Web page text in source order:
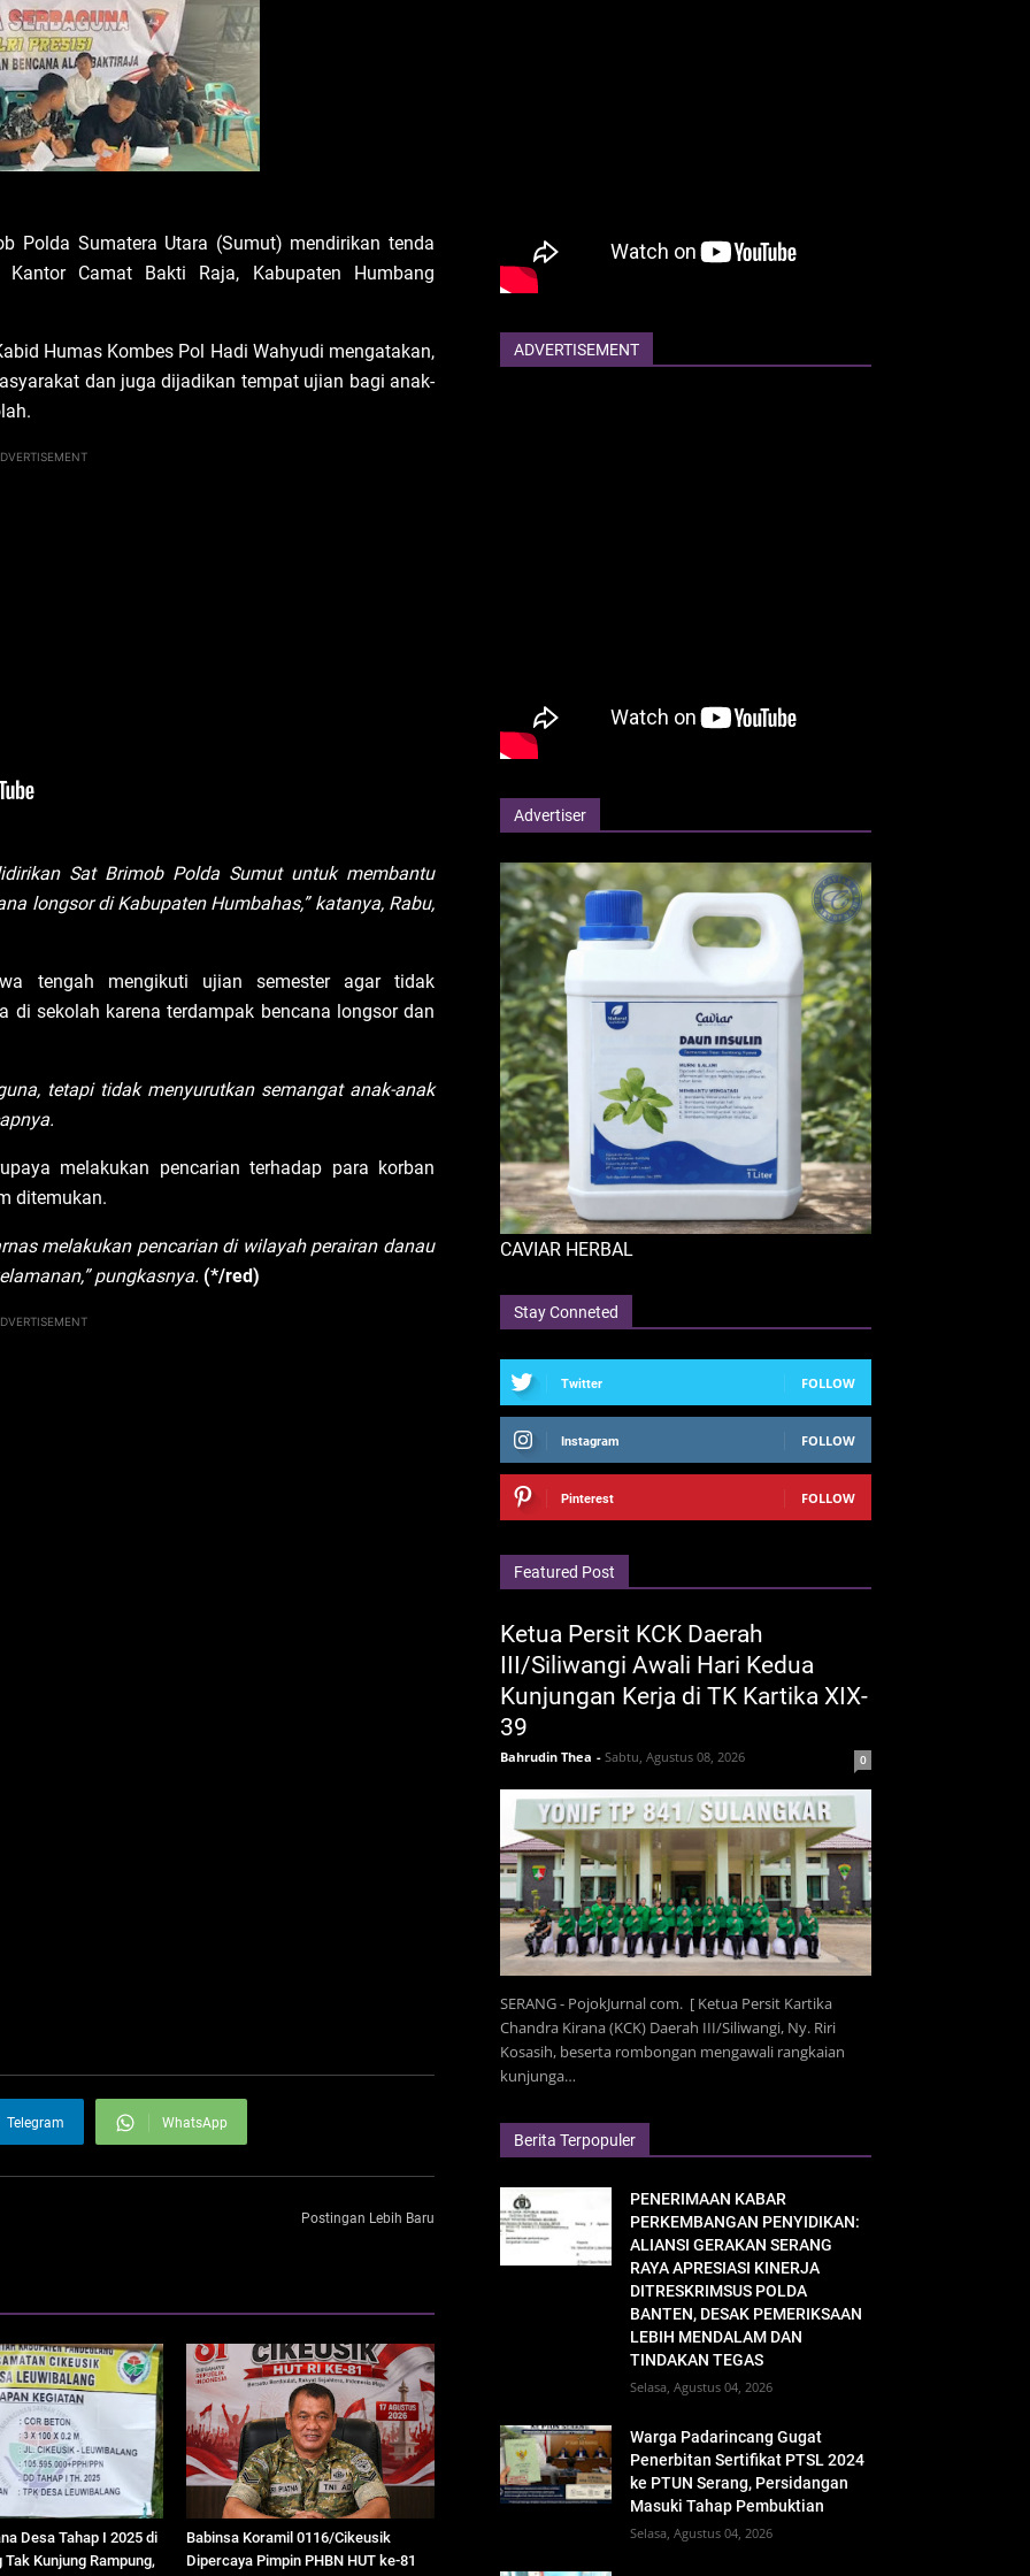
Polda Sumatera Utara (Sumut) mendirikan tenda
Camat Bakti Raja, Kabupaten Humbang
Humas Kombes Pol Hadi Wahyudi mengatakan,
dan juga dijadikan tempat ujian bagi anak-
Sat Brimob Polda Sumut untuk membantu
longsor di Kabupaten Humbahas,” katanya, Rabu,
tengah mengikuti ujian semester agar tidak
di sekolah karena terdampak bencana longsor dan
tetapi tidak menyurutkan semangat anak-anak
melakukan pencarian terhadap para korban
ditemukan.
melakukan pencarian di wilayah perairan danau
pungkasnya. (*/red)
Telegram WhatsApp
Postingan Lebih Baru
Desa Tahap I 2025 di
Tak Kunjung Rampung,
Babinsa Koramil 0116/Cikeusik
Dipercaya Pimpin PHBN HUT ke-81
ADVERTISEMENT
Advertiser
CAVIAR HERBAL
Stay Conneted
Twitter FOLLOW
Instagram FOLLOW
Pinterest FOLLOW
Featured Post
Ketua Persit KCK Daerah
III/Siliwangi Awali Hari Kedua
Kunjungan Kerja di TK Kartika XIX-
39
Bahrudin Thea - Sabtu, Agustus 08, 2026 0
SERANG - PojokJurnal com. [ Ketua Persit Kartika
Chandra Kirana (KCK) Daerah III/Siliwangi, Ny. Riri
Kosasih, beserta rombongan mengawali rangkaian
kunjunga…
Berita Terpopuler
PENERIMAAN KABAR
PERKEMBANGAN PENYIDIKAN:
ALIANSI GERAKAN SERANG
RAYA APRESIASI KINERJA
DITRESKRIMSUS POLDA
BANTEN, DESAK PEMERIKSAAN
LEBIH MENDALAM DAN
TINDAKAN TEGAS
Selasa, Agustus 04, 2026
Warga Padarincang Gugat
Penerbitan Sertifikat PTSL 2024
ke PTUN Serang, Persidangan
Masuki Tahap Pembuktian
Selasa, Agustus 04, 2026